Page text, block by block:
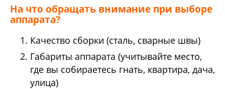
На что обращать внимание при выборе
аппарата?
Качество сборки (сталь, сварные швы)
Габариты аппарата (учитывайте место,
где вы собираетесь гнать, квартира, дача,
улица)